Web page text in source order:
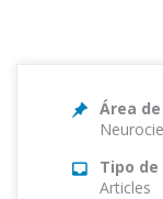
Área
Tipo
Articles